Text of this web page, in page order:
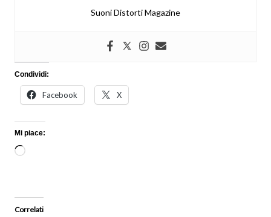
Suoni Distorti Magazine
Condividi:
Facebook X
Mi piace:
Caricamento
Correlati